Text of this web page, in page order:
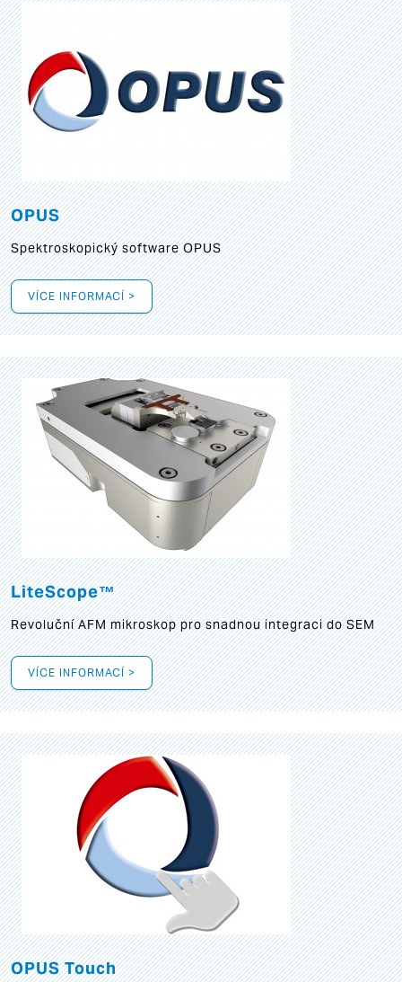
OPUS
Spektroskopický software OPUS
VÍCE INFORMACÍ >
LiteScope™
Revoluční AFM mikroskop pro snadnou integraci do SEM
VÍCE INFORMACÍ >
OPUS Touch